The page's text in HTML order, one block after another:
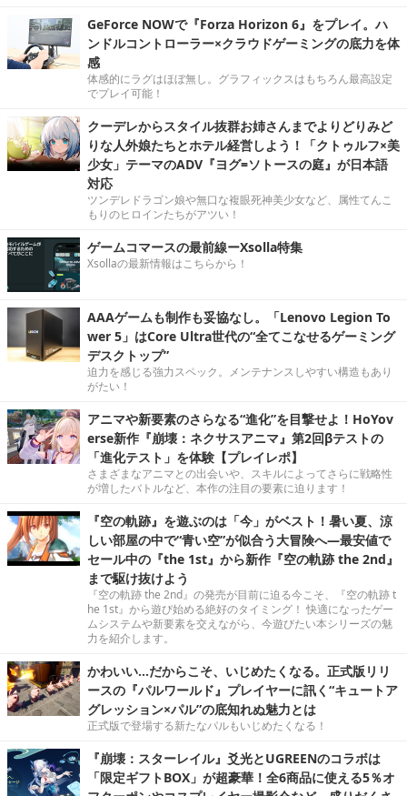
GeForce NOWで『Forza Horizon 6』をプレイ。ハ
ンドルコントローラー×クラウドゲーミングの底力を体
感
体感的にラグはほぼ無し。グラフィックスはもちろん最高設定
でプレイ可能！
クーデレからスタイル抜群お姉さんまでよりどりみど
りな人外娘たちとホテル経営しよう！「クトゥルフ×美
少女」テーマのADV『ヨグ=ソトースの庭』が日本語
対応
ツンデレドラゴン娘や無口な複眼死神美少女など、属性てんこ
もりのヒロインたちがアツい！
ゲームコマースの最前線ーXsolla特集
Xsollaの最新情報はこちらから！
AAAゲームも制作も妥協なし。「Lenovo Legion To
wer 5」はCore Ultra世代の“全てこなせるゲーミング
デスクトップ”
迫力を感じる強力スペック。メンテナンスしやすい構造もあり
がたい！
アニマや新要素のさらなる“進化”を目撃せよ！HoYov
erse新作『崩壊：ネクサスアニマ』第2回βテストの
「進化テスト」を体験【プレイレポ】
さまざまなアニマとの出会いや、スキルによってさらに戦略性
が増したバトルなど、本作の注目の要素に迫ります！
『空の軌跡』を遊ぶのは「今」がベスト！暑い夏、涼
しい部屋の中で“青い空”が似合う大冒険へ―最安値で
セール中の『the 1st』から新作『空の軌跡 the 2nd』
まで駆け抜けよう
『空の軌跡 the 2nd』の発売が目前に迫る今こそ、『空の軌跡 t
he 1st』から遊び始める絶好のタイミング！ 快適になったゲー
ムシステムや新要素を交えながら、今遊びたい本シリーズの魅
力を紹介します。
かわいい…だからこそ、いじめたくなる。正式版リリ
ースの『パルワールド』プレイヤーに訊く“キュートア
グレッション×パル”の底知れぬ魅力とは
正式版で登場する新たなパルもいじめたくなる！
『崩壊：スターレイル』爻光とUGREENのコラボは
「限定ギフトBOX」が超豪華！全6商品に使える5％オ